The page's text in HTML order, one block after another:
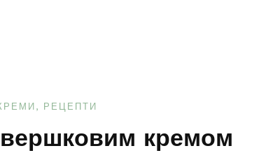
РЕЦЕПТИ
кремом